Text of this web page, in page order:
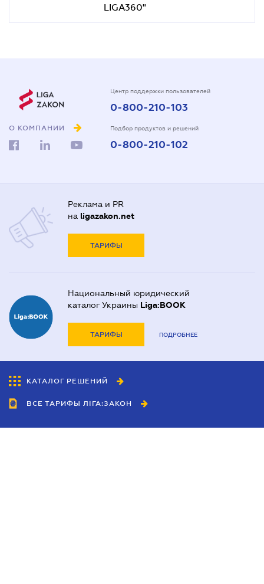
LIGA360"
О КОМПАНИИ
Центр поддержки пользователей
0-800-210-103
Подбор продуктов и решений
0-800-210-102
Реклама и PR
на ligazakon.net
ТАРИФЫ
Национальный юридический
каталог Украины Liga:BOOK
ТАРИФЫ ПОДРОБНЕЕ
КАТАЛОГ РЕШЕНИЙ
ВСЕ ТАРИФЫ ЛІГА:ЗАКОН